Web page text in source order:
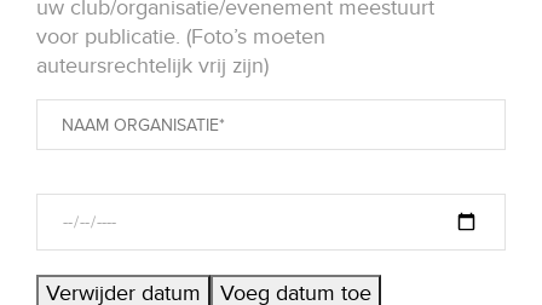
uw club/organisatie/evenement meestuurt
voor publicatie. (Foto’s moeten
auteursrechtelijk vrij zijn)
Verwijder datum Voeg datum toe